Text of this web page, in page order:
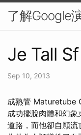
了解Google
Je Tall
Sep 10, 2013
成熟管 Maturetube
成功擺脫肉體和幻
道路，而他卻自願流